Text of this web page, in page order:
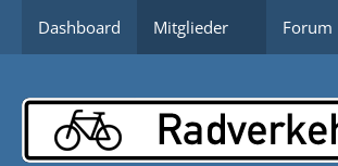
Dashboard Mitglieder Forum